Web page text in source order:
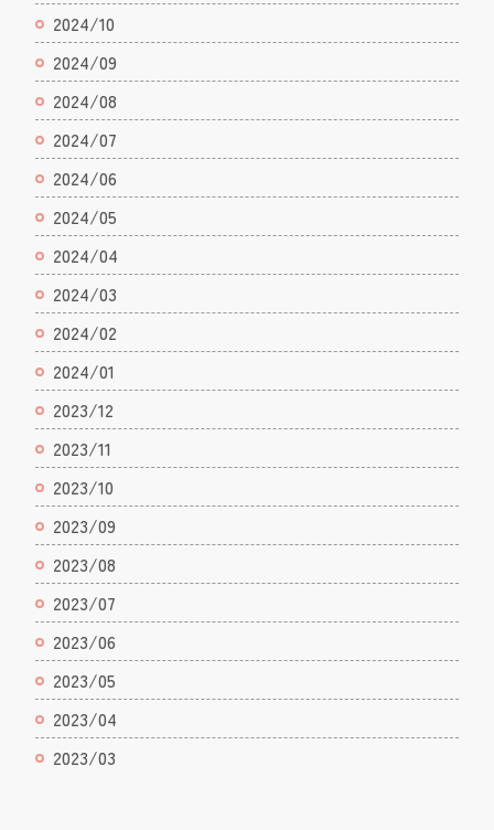
2024/10
2024/09
2024/08
2024/07
2024/06
2024/05
2024/04
2024/03
2024/02
2024/01
2023/12
2023/11
2023/10
2023/09
2023/08
2023/07
2023/06
2023/05
2023/04
2023/03